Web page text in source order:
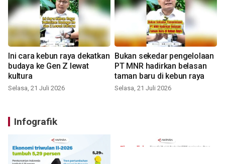
Ini cara kebun raya dekatkan
budaya ke Gen Z lewat
kultura
Selasa, 21 Juli 2026
Bukan sekedar pengelolaan
PT MNR hadirkan belasan
taman baru di kebun raya
Selasa, 21 Juli 2026
Infografik